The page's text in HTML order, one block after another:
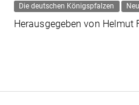
Die deutschen Königspfalzen
Herausgegeben von Helmut